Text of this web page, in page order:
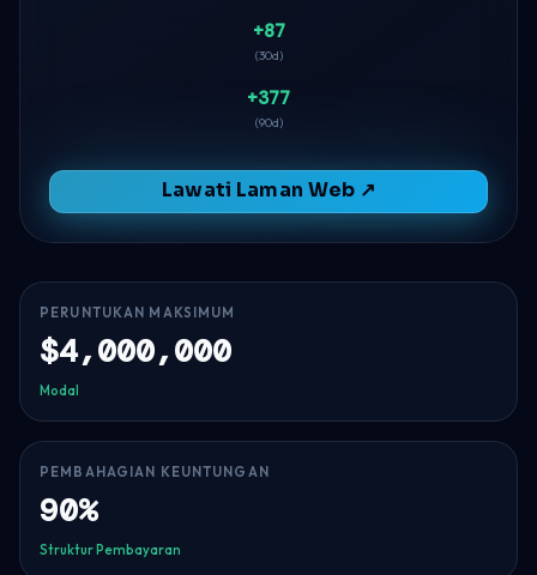
+87
(30d)
+377
(90d)
Lawati Laman Web ↗
PERUNTUKAN MAKSIMUM
$4,000,000
Modal
PEMBAHAGIAN KEUNTUNGAN
90%
Struktur Pembayaran